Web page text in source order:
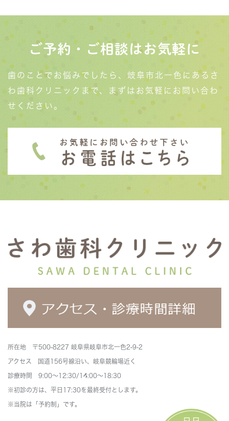
ご予約・ご相談はお気軽に
歯のことでお悩みでしたら、岐阜市北一色にあるさ
わ歯科クリニックまで、まずはお気軽にお問い合わ
せください。
所在地 〒500-8227 岐阜県岐阜市北一色2-9-2
アクセス 国道156号線沿い、岐阜競輪場近く
診療時間 9:00～12:30/14:00～18:30
※初診の方は、平日17:30を最終受付とします。
※当院は「予約制」です。